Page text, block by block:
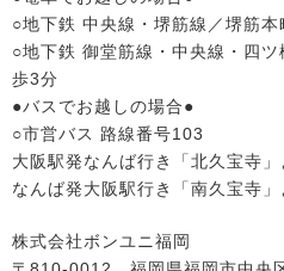
○地下鉄 中央線・堺筋線／堺筋
○地下鉄 御堂筋線・中央線・四
歩3分
●バスでお越しの場合●
○市営バス 路線番号103
大阪駅発なんば行き「北久宝寺
なんば発大阪駅行き「南久宝寺
株式会社ボンユニ福岡